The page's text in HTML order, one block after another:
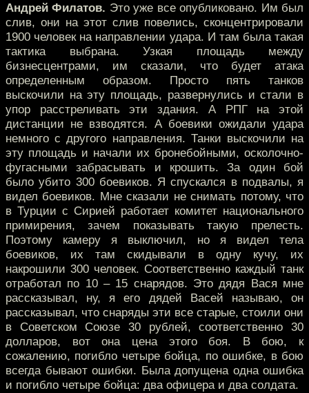
Андрей Филатов. Это уже все опубликовано. Им был
слив, они на этот слив повелись, сконцентрировали
1900 человек на направлении удара. И там была такая
тактика выбрана. Узкая площадь между
бизнесцентрами, им сказали, что будет атака
определенным образом. Просто пять танков
выскочили на эту площадь, развернулись и стали в
упор расстреливать эти здания. А РПГ на этой
дистанции не взводятся. А боевики ожидали удара
немного с другого направления. Танки выскочили на
эту площадь и начали их бронебойными, осколочно-
фугасными забрасывать и крошить. За один бой
было убито 300 боевиков. Я спускался в подвалы, я
видел боевиков. Мне сказали не снимать потому, что
в Турции с Сирией работает комитет национального
примирения, зачем показывать такую прелесть.
Поэтому камеру я выключил, но я видел тела
боевиков, их там скидывали в одну кучу, их
накрошили 300 человек. Соответственно каждый танк
отработал по 10 – 15 снарядов. Это дядя Вася мне
рассказывал, ну, я его дядей Васей называю, он
рассказывал, что снаряды эти все старые, стоили они
в Советском Союзе 30 рублей, соответственно 30
долларов, вот она цена этого боя. В бою, к
сожалению, погибло четыре бойца, по ошибке, в бою
всегда бывают ошибки. Была допущена одна ошибка
и погибло четыре бойца: два офицера и два солдата.